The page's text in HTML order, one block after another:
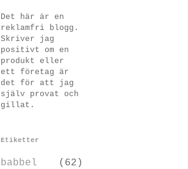
Det här är en
reklamfri blogg.
Skriver jag
positivt om en
produkt eller
ett företag är
det för att jag
själv provat och
gillat.
Etiketter
babbel
(62)